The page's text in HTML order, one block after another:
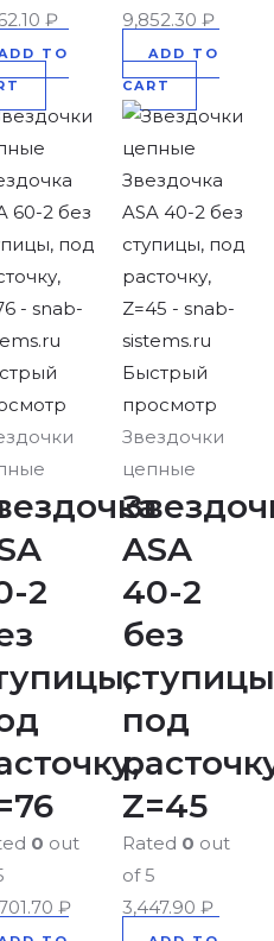
₽
TO
9,852.30₽
ADD TO
CART
2
0 out
₽
Быстрый
просмотр
Звездочки
цепные
ASA
40-2
без
под
Z=45
Rated 0 out
of 5
3,447.90₽